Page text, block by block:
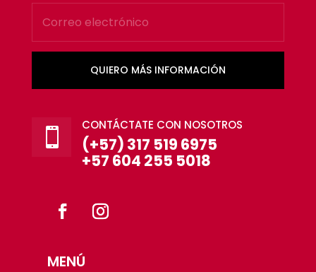
QUIERO MÁS INFORMACIÓN

CONTÁCTATE CON NOSOTROS
(+57) 317 519 6975
+57 604 255 5018
MENÚ